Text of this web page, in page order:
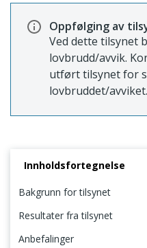
Oppfølging av
Ved dette tilsynet
lovbrudd/avvik.
utført tilsynet for
lovbruddet/avviket.
Innholdsfortegnelse
Bakgrunn for tilsynet
Resultater fra tilsynet
Anbefalinger